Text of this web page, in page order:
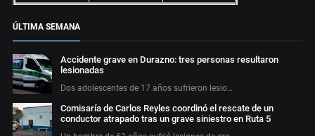
ÚLTIMA SEMANA
Accidente grave en Durazno: tres personas resultaron
lesionadas
Dos adolescentes de 17 años sufrieron lesio…
Comisaría de Carlos Reyles coordinó el rescate de un
conductor atrapado tras un grave siniestro en Ruta 5